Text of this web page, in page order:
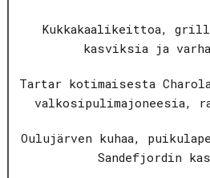
Kukkakaalikeittoa,
kasviksia ja
Tartar kotimaisesta
valkosipulimajoneesia,
Oulujärven kuhaa,
Sandefjordin